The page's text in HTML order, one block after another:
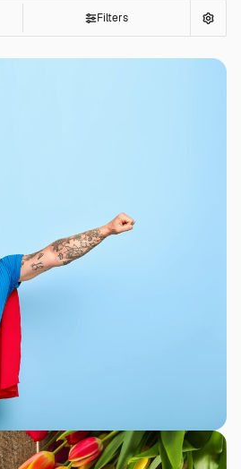
Filters